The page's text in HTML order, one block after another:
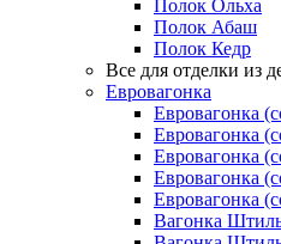
Полок Ольха
Полок Абаш
Полок Кедр
Все для отделки из
Евровагонка
Евровагонка
Евровагонка
Евровагонка
Евровагонка
Евровагонка
Вагонка